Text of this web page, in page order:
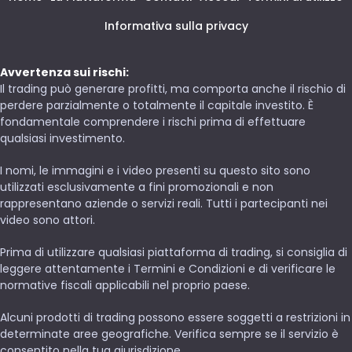
Informativa sulla privacy
Avvertenza sui rischi:
Il trading può generare profitti, ma comporta anche il rischio di
perdere parzialmente o totalmente il capitale investito. È
fondamentale comprendere i rischi prima di effettuare
qualsiasi investimento.
I nomi, le immagini e i video presenti su questo sito sono
utilizzati esclusivamente a fini promozionali e non
rappresentano aziende o servizi reali. Tutti i partecipanti nei
video sono attori.
Prima di utilizzare qualsiasi piattaforma di trading, si consiglia di
leggere attentamente i Termini e Condizioni e di verificare le
normative fiscali applicabili nel proprio paese.
Alcuni prodotti di trading possono essere soggetti a restrizioni in
determinate aree geografiche. Verifica sempre se il servizio è